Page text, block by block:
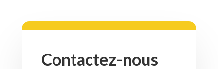
Contactez-nous